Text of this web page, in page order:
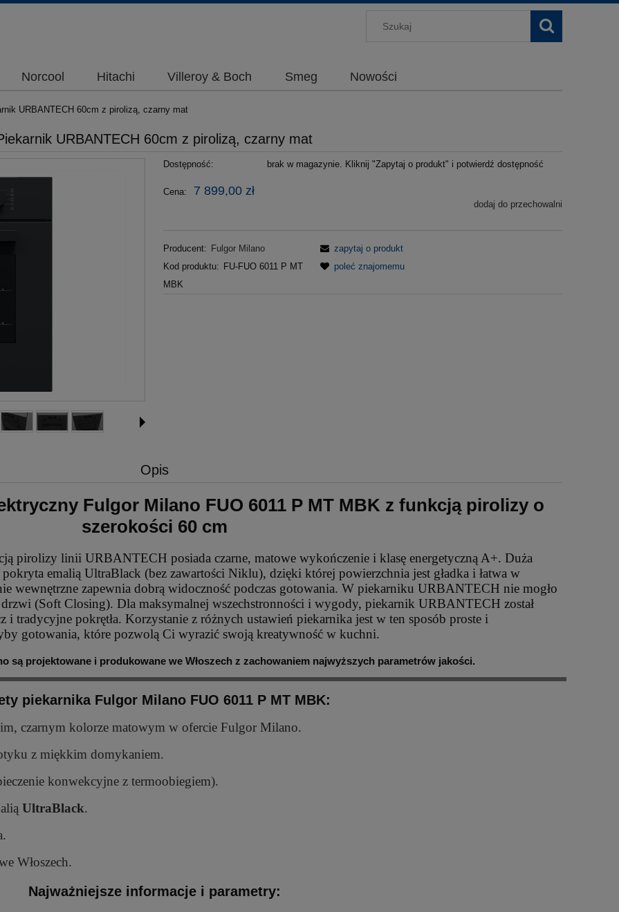
Norcool Hitachi Villeroy & Boch Smeg Nowości
URBANTECH 60cm z pirolizą, czarny mat
URBANTECH 60cm z pirolizą, czarny mat
Dostępność: brak w magazynie. Kliknij "Zapytaj o produkt" i potwierdź dostępność
Cena: 7 899,00 zł
dodaj do przechowalni
Producent: Fulgor Milano
Kod produktu: FU-FUO 6011 P MT
MBK
zapytaj o produkt
poleć znajomemu
Opis
Fulgor Milano FUO 6011 P MT MBK z funkcją pirolizy o
szerokości 60 cm
pirolizy linii URBANTECH posiada czarne, matowe wykończenie i klasę energetyczną A+. Duża
emalią UltraBlack (bez zawartości Niklu), dzięki której powierzchnia jest gładka i łatwa w
wewnętrzne zapewnia dobrą widoczność podczas gotowania. W piekarniku URBANTECH nie mogło
(Soft Closing). Dla maksymalnej wszechstronności i wygody, piekarnik URBANTECH został
tradycyjne pokrętła. Korzystanie z różnych ustawień piekarnika jest w ten sposób proste i
gotowania, które pozwolą Ci wyrazić swoją kreatywność w kuchni.
są projektowane i produkowane we Włoszech z zachowaniem najwyższych parametrów jakości.
piekarnika Fulgor Milano FUO 6011 P MT MBK:
czarnym kolorze matowym w ofercie Fulgor Milano.
z miękkim domykaniem.
konwekcyjne z termoobiegiem).
UltraBlack.
Włoszech.
Najważniejsze informacje i parametry: